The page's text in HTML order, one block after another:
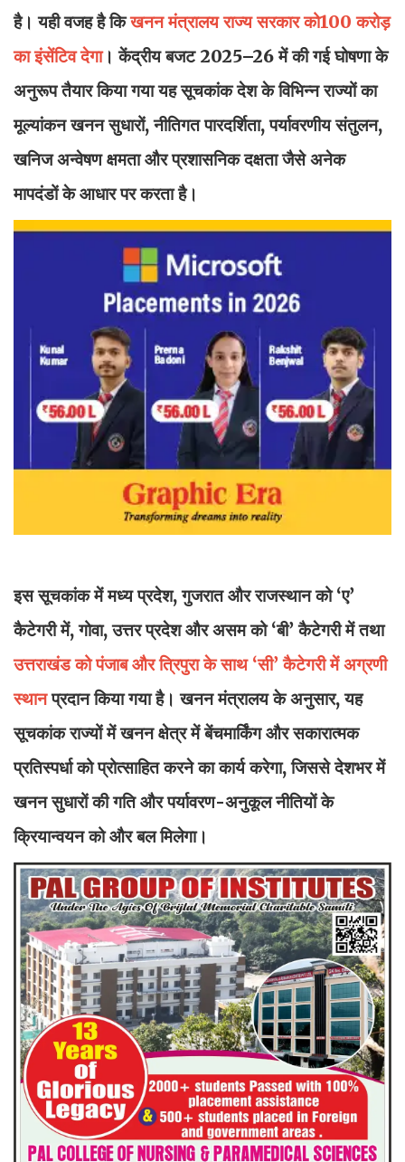
है। यही वजह है किखनन मंत्रालय राज्य सरकार को100 करोड़
का इंसेंटिव देगा। केंद्रीय बजट 2025–26 में की गई घोषणा के
अनुरूप तैयार किया गया यह सूचकांक देश के विभिन्न राज्यों का
मूल्यांकन खनन सुधारों, नीतिगत पारदर्शिता, पर्यावरणीय संतुलन,
खनिज अन्वेषण क्षमता और प्रशासनिक दक्षता जैसे अनेक
मापदंडों के आधार पर करता है।
इस सूचकांक में मध्य प्रदेश, गुजरात और राजस्थान को ‘ए’
कैटेगरी में, गोवा, उत्तर प्रदेश और असम को ‘बी’ कैटेगरी में तथा
उत्तराखंड को पंजाब और त्रिपुरा के साथ ‘सी’ कैटेगरी में अग्रणी
स्थानप्रदान किया गया है। खनन मंत्रालय के अनुसार, यह
सूचकांक राज्यों में खनन क्षेत्र में बेंचमार्किंग और सकारात्मक
प्रतिस्पर्धा को प्रोत्साहित करने का कार्य करेगा, जिससे देशभर में
खनन सुधारों की गति और पर्यावरण-अनुकूल नीतियों के
क्रियान्वयन को और बल मिलेगा।